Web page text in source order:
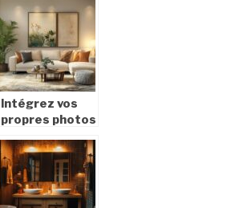
durable pour
votre jardin
Intégrez vos
propres photos
décoration
grâce à
l’impression sur
toile